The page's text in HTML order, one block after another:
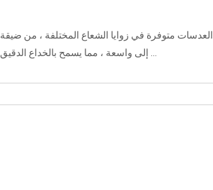
العدسات متوفرة في زوايا الشعاع المختلفة ، من ضيقة